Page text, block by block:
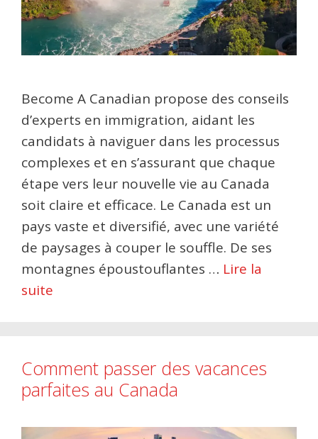
Become A Canadian propose des conseils
d’experts en immigration, aidant les
candidats à naviguer dans les processus
complexes et en s’assurant que chaque
étape vers leur nouvelle vie au Canada
soit claire et efficace. Le Canada est un
pays vaste et diversifié, avec une variété
de paysages à couper le souffle. De ses
montagnes époustouflantes … Lire la
suite
Comment passer des vacances
parfaites au Canada